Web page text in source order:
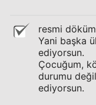
resmi
Yani başka
ediyorsun.
Çocuğum,
durumu
ediyorsun.